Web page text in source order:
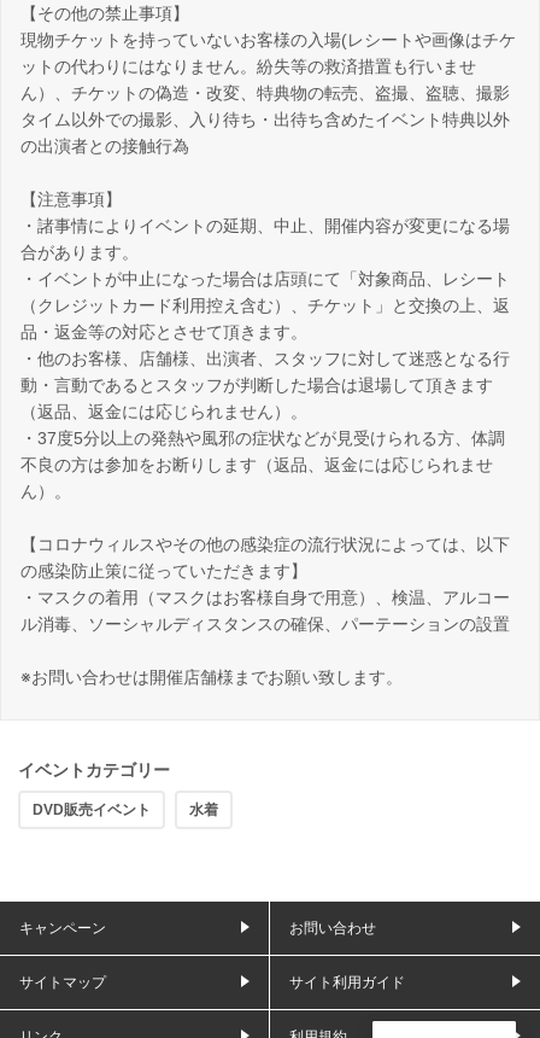
【その他の禁止事項】
現物チケットを持っていないお客様の入場(レシートや画像はチケ
ットの代わりにはなりません。紛失等の救済措置も行いませ
ん）、チケットの偽造・改変、特典物の転売、盗撮、盗聴、撮影
タイム以外での撮影、入り待ち・出待ち含めたイベント特典以外
の出演者との接触行為
【注意事項】
・諸事情によりイベントの延期、中止、開催内容が変更になる場
合があります。
・イベントが中止になった場合は店頭にて「対象商品、レシート
（クレジットカード利用控え含む）、チケット」と交換の上、返
品・返金等の対応とさせて頂きます。
・他のお客様、店舗様、出演者、スタッフに対して迷惑となる行
動・言動であるとスタッフが判断した場合は退場して頂きます
（返品、返金には応じられません）。
・37度5分以上の発熱や風邪の症状などが見受けられる方、体調
不良の方は参加をお断りします（返品、返金には応じられませ
ん）。
【コロナウィルスやその他の感染症の流行状況によっては、以下
の感染防止策に従っていただきます】
・マスクの着用（マスクはお客様自身で用意）、検温、アルコー
ル消毒、ソーシャルディスタンスの確保、パーテーションの設置
※お問い合わせは開催店舗様までお願い致します。
イベントカテゴリー
DVD販売イベント 水着
キャンペーン お問い合わせ
サイトマップ サイト利用ガイド